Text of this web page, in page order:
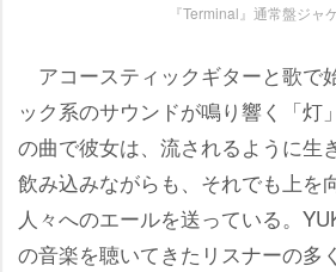
『Terminal』通常盤ジャ
アコースティックギターと歌で
ック系のサウンドが鳴り響く「灯
の曲で彼女は、流されるように生
飲み込みながらも、それでも上を
人々へのエールを送っている。
の音楽を聴いてきたリスナーの多